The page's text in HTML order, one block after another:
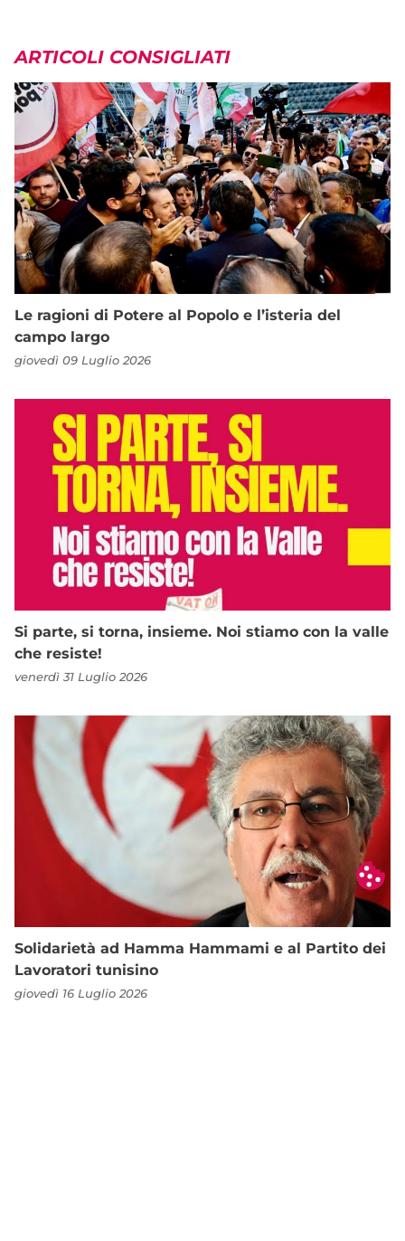
ARTICOLI CONSIGLIATI
Le ragioni di Potere al Popolo e l’isteria del
campo largo
giovedì 09 Luglio 2026
Si parte, si torna, insieme. Noi stiamo con la valle
che resiste!
venerdì 31 Luglio 2026
Solidarietà ad Hamma Hammami e al Partito dei
Lavoratori tunisino
giovedì 16 Luglio 2026